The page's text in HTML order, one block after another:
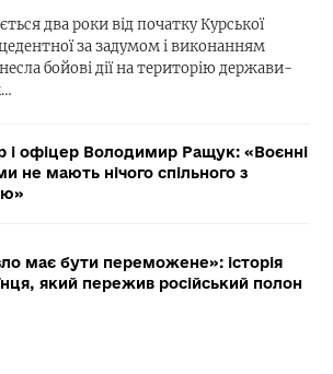
два роки від початку Курської
за задумом і виконанням
бойові дії на територію держави-
і офіцер Володимир Ращук: «Воєнні
не мають нічого спільного з
має бути переможене»: історія
який пережив російський полон